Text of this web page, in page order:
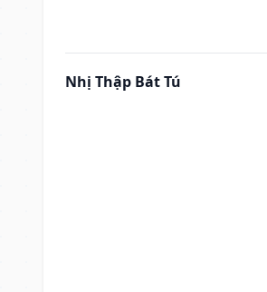
Nhị Thập Bát Tú